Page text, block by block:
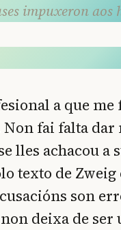
impuxeron aos
a que me
fai falta dar
lles achacou a
texto de Zweig
son
deixa de ser